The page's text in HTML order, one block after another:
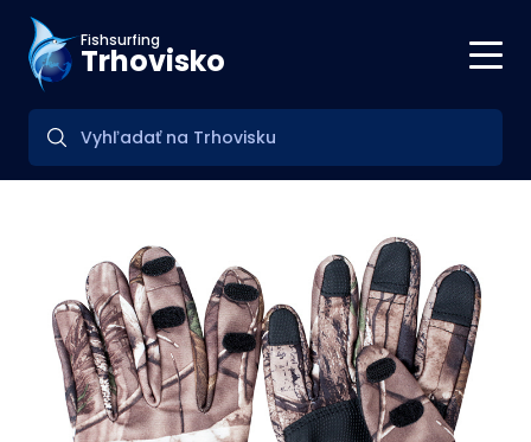
Fishsurfing
Trhovisko